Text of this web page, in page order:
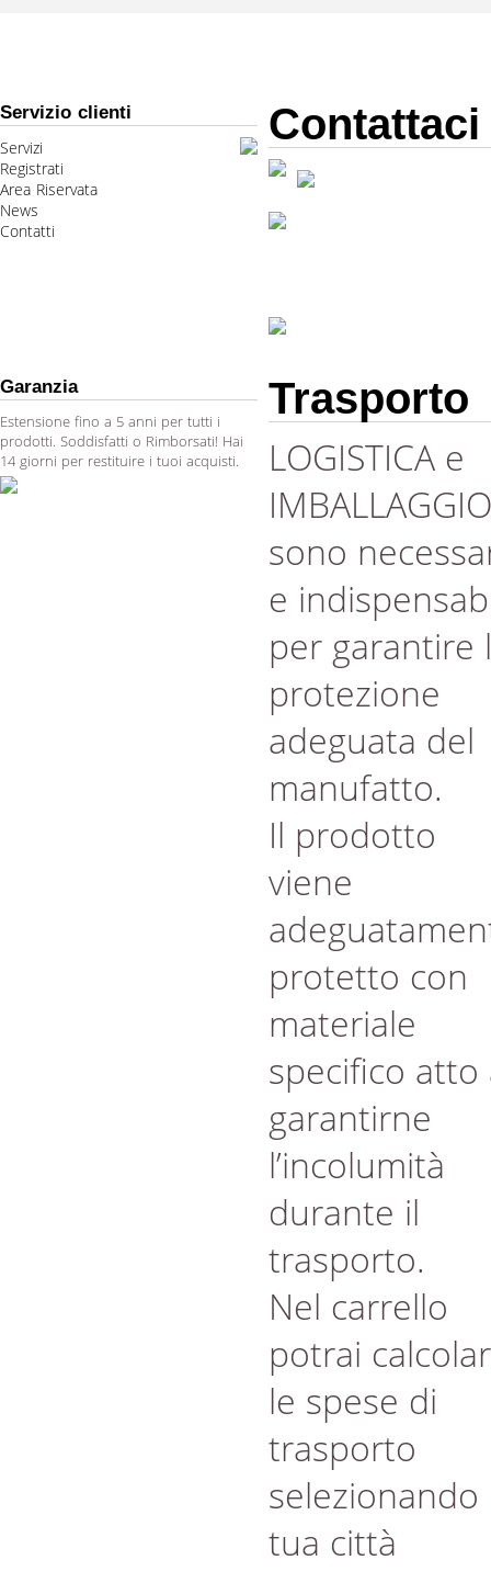
Servizio clienti
Servizi
Registrati
Area Riservata
News
Contatti
Contattaci
Garanzia
Estensione fino a 5 anni per tutti i
prodotti. Soddisfatti o Rimborsati! Hai
14 giorni per restituire i tuoi acquisti.
Trasporto
LOGISTICA e
IMBALLAGGIO
sono
e
per garantire
protezione
adeguata del
manufatto.
Il prodotto
viene
protetto con
materiale
specifico atto
garantirne
l’incolumità
durante il
trasporto.
Nel carrello
potrai
le spese di
trasporto
selezionando
tua città